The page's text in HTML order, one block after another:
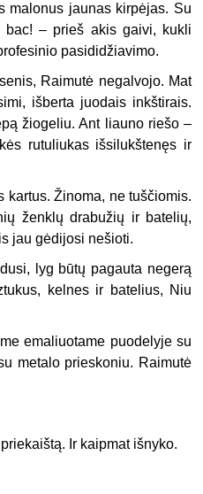
malonus jaunas kirpėjas. Su
bac! – prieš akis gaivi, kukli
pasididžiavimo.
Raimutė negalvojo. Mat
išberta juodais inkštirais.
žiogeliu. Ant liauno riešo –
rutuliukas išsilukštenęs ir
kartus. Žinoma, ne tuščiomis.
ženklų drabužių ir batelių,
jau gėdijosi nešioti.
lyg būtų pagauta negerą
kelnes ir batelius, Niu
emaliuotame puodelyje su
metalo prieskoniu. Raimutė
Ir kaipmat išnyko.